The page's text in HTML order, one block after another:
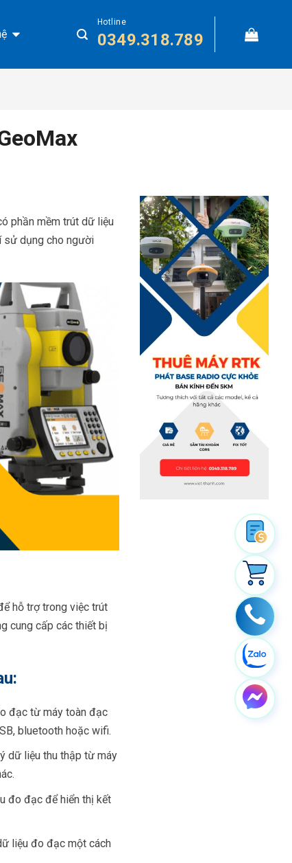
Hotline
0349.318.789
phần mềm trút dữ liệu
sử dụng cho người
hỗ trợ trong việc trút
cung cấp các thiết bị
đạc từ máy toàn đạc
bluetooth hoặc wifi.
dữ liệu thu thập từ máy
đo đạc để hiển thị kết
liệu đo đạc một cách